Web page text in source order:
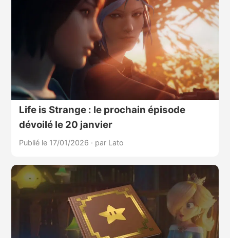
Life is Strange : le prochain épisode
dévoilé le 20 janvier
Publié le 17/01/2026 · par Lato